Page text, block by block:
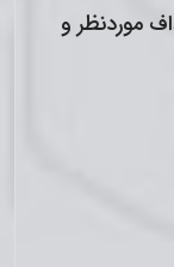
موردنظر و